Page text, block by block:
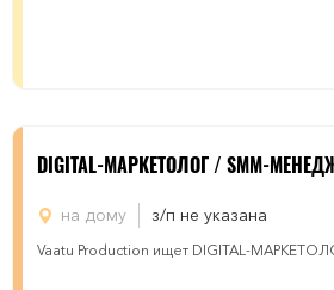
DIGITAL-МАРКЕТОЛОГ / SMM-
на дому з/п не указана
Vaatu Production ищет DIGITAL-